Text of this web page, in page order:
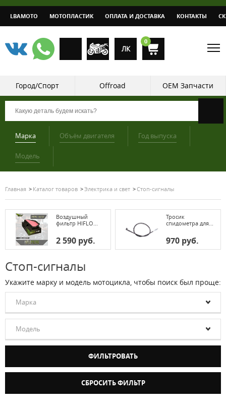
LBAMOTO МОТОПЛАСТИК ОПЛАТА И ДОСТАВКА КОНТАКТЫ
ЛК
0
Город/Спорт Offroad OEM Запчасти
Марка Объём двигателя Год выпуска
Модель
Главная Каталог товаров Электрика и свет Стоп-сигналы
Воздушный
фильтр HIFLO...
2 590 руб.
Тросик
спидометра для...
970 руб.
Стоп-сигналы
Укажите марку и модель мотоцикла, чтобы поиск был проще:
Марка
Модель